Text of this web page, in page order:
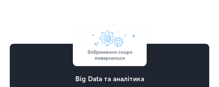
Big Data та аналітика